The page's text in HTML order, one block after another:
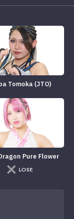
Tomoka (JTO)
Pure Flower
LOSE